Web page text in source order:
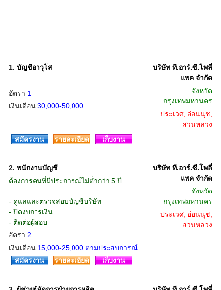
1. บัญชีอาวุโส
อัตรา 1
เงินเดือน 30,000-50,000
บริษัท ที.อาร์.ซี.โพลี่
แพค จำกัด
จังหวัด
กรุงเทพมหานคร
ประเวศ, อ่อนนุช,
สวนหลวง
สมัครงาน
รายละเอียด เก็บงาน
2. พนักงานบัญชี
ต้องการคนที่มีประการณ์ไม่ต่ำกว่า 5 ปี
- ดูแลและตรวจสอบบัญชีบริษัท
- ปิดงบการเงิน
- ติดต่อผู้สอบ
อัตรา 2
เงินเดือน 15,000-25,000 ตามประสบการณ์
บริษัท ที.อาร์.ซี.โพลี่
แพค จำกัด
จังหวัด
กรุงเทพมหานคร
ประเวศ, อ่อนนุช,
สวนหลวง
สมัครงาน รายละเอียด เก็บงาน